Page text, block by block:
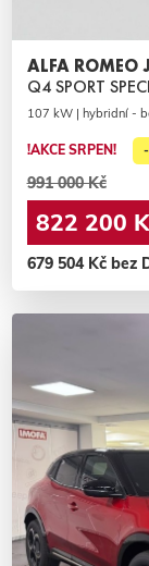
ALFA ROMEO
Q4 SPORT
107 kW | hybridní -
!AKCE SRPEN!
991 000 Kč
822 200
679 504 Kč bez